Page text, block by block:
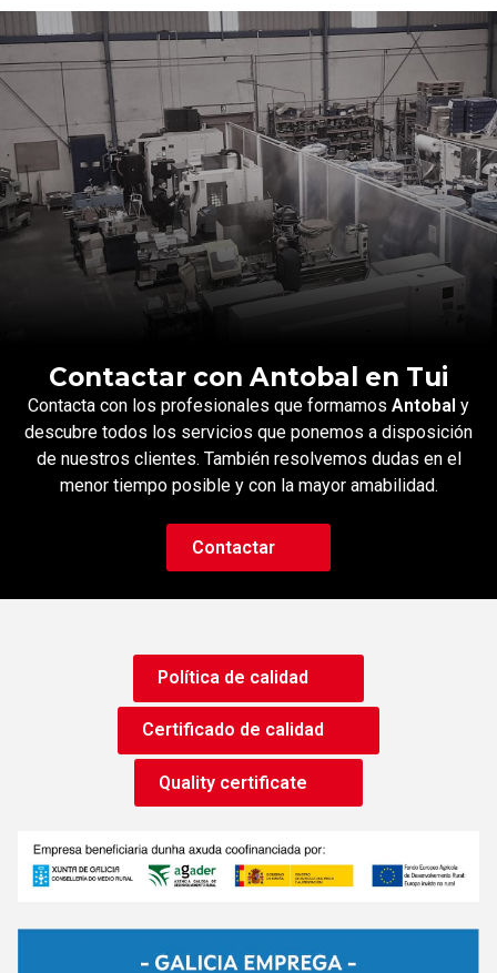
Contactar con Antobal en Tui
Contacta con los profesionales que formamos Antobal y
descubre todos los servicios que ponemos a disposición
de nuestros clientes. También resolvemos dudas en el
menor tiempo posible y con la mayor amabilidad.
Contactar
Política de calidad
Certificado de calidad
Quality certificate